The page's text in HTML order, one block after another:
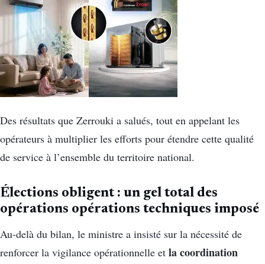
Des résultats que Zerrouki a salués, tout en appelant les
opérateurs à multiplier les efforts pour étendre cette qualité
de service à l’ensemble du territoire national.
Élections obligent : un gel total des
opérations opérations techniques imposé
Au-delà du bilan, le ministre a insisté sur la nécessité de
renforcer la vigilance opérationnelle et la coordination